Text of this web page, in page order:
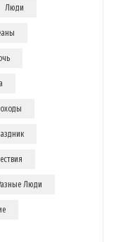
Люди
Люди